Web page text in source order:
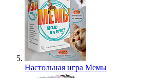
Настольная игра Мемы